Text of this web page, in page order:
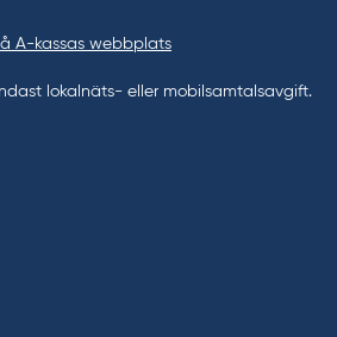
A-kassas webbplats
lokalnäts- eller mobilsamtalsavgift.